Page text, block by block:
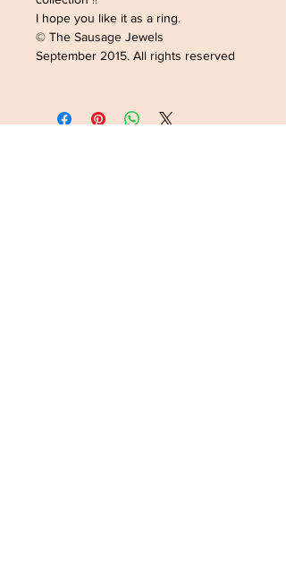
I hope you like it as a ring.
© The Sausage Jewels
September 2015. All rights reserved